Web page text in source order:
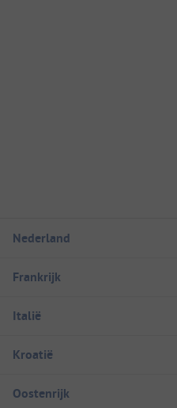
Nederland
Frankrijk
Italië
Kroatië
Oostenrijk